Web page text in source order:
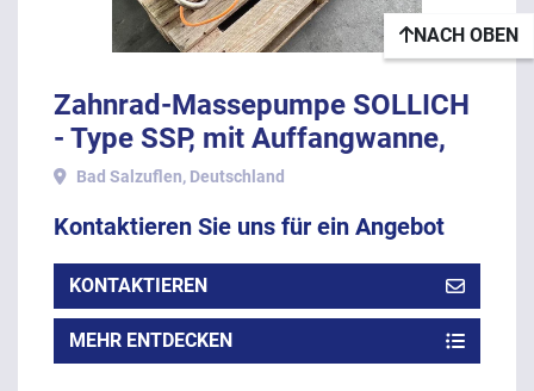
Zahnrad-Massepumpe SOLLICH
- Type SSP, mit Auffangwanne,
fahrbar.
Bad Salzuflen, Deutschland
Kontaktieren Sie uns für ein Angebot
KONTAKTIEREN
MEHR ENTDECKEN
NACH OBEN